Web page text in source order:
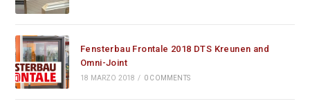
Fensterbau Frontale 2018 DTS Kreunen and
Omni-Joint
18 MARZO 2018 / 0 COMMENTS